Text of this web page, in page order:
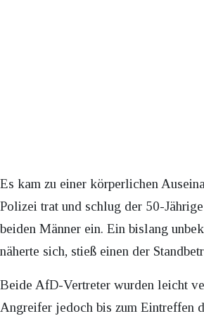
Es kam zu einer körperlichen
Polizei trat und schlug der 50-
beiden Männer ein. Ein bislang
näherte sich, stieß einen der
Beide AfD-Vertreter wurden leicht
Angreifer jedoch bis zum Eintreffen